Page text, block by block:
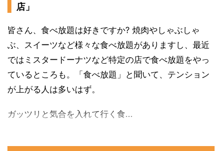
店」
皆さん、食べ放題は好きですか? 焼肉やしゃぶしゃ
ぶ、スイーツなど様々な食べ放題がありますし、最近
ではミスタードーナツなど特定の店で食べ放題をやっ
ているところも。「食べ放題」と聞いて、テンション
が上がる人は多いはず。
ガッツリと気合を入れて行く食...